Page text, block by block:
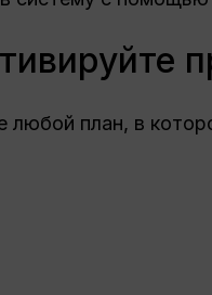
любой план, в